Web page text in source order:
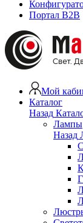
Портал B2B
Мой
Каталог
Назад
Лампы
Назад